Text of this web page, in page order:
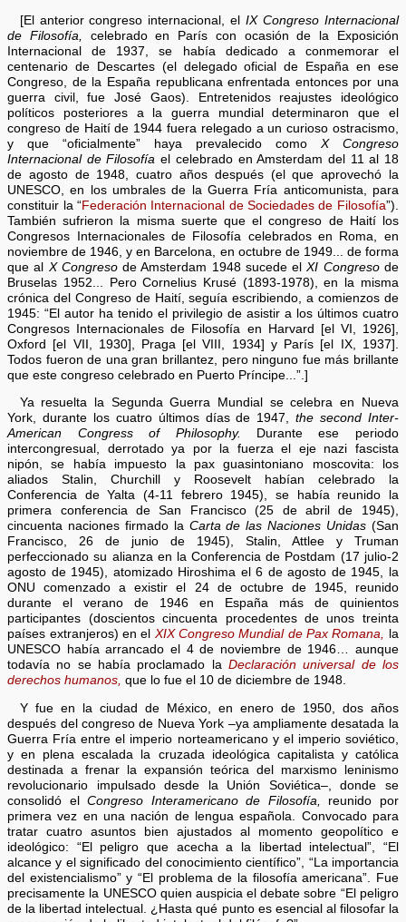
[El anterior congreso internacional, elIX Congreso Internacional
de Filosofía,
celebrado en París con ocasión de la Exposición
Internacional de 1937, se había dedicado a conmemorar el
centenario de Descartes (el delegado oficial de España en ese
Congreso, de la España republicana enfrentada entonces por una
guerra civil, fue José Gaos). Entretenidos reajustes ideológico
políticos posteriores a la guerra mundial determinaron que el
congreso de Haití de 1944 fuera relegado a un curioso ostracismo,
y que “oficialmente” haya prevalecido como X Congreso
Internacional de Filosofía el celebrado en Amsterdam del 11 al 18
de agosto de 1948, cuatro años después (el que aprovechó la
UNESCO, en los umbrales de la Guerra Fría anticomunista, para
constituir la “Federación Internacional de Sociedades de Filosofía”).
También sufrieron la misma suerte que el congreso de Haití los
Congresos Internacionales de Filosofía celebrados en Roma, en
noviembre de 1946, y en Barcelona, en octubre de 1949... de forma
que al X Congresode Amsterdam 1948 sucede elXI Congresode
Bruselas 1952... Pero Cornelius Krusé (1893-1978), en la misma
crónica del Congreso de Haití, seguía escribiendo, a comienzos de
1945: “El autor ha tenido el privilegio de asistir a los últimos cuatro
Congresos Internacionales de Filosofía en Harvard [el VI, 1926],
Oxford [el VII, 1930], Praga [el VIII, 1934] y París [el IX, 1937].
Todos fueron de una gran brillantez, pero ninguno fue más brillante
que este congreso celebrado en Puerto Príncipe...”.]
Ya resuelta la Segunda Guerra Mundial se celebra en Nueva
York, durante los cuatro últimos días de 1947,the second Inter-
American Congress of Philosophy. Durante ese periodo
intercongresual, derrotado ya por la fuerza el eje nazi fascista
nipón, se había impuesto la pax guasintoniano moscovita: los
aliados Stalin, Churchill y Roosevelt habían celebrado la
Conferencia de Yalta (4-11 febrero 1945), se había reunido la
primera conferencia de San Francisco (25 de abril de 1945),
cincuenta naciones firmado la Carta de las Naciones Unidas (San
Francisco, 26 de junio de 1945), Stalin, Attlee y Truman
perfeccionado su alianza en la Conferencia de Postdam (17 julio-2
agosto de 1945), atomizado Hiroshima el 6 de agosto de 1945, la
ONU comenzado a existir el 24 de octubre de 1945, reunido
durante el verano de 1946 en España más de quinientos
participantes (doscientos cincuenta procedentes de unos treinta
países extranjeros) en el XIX Congreso Mundial de Pax Romana, la
UNESCO había arrancado el 4 de noviembre de 1946… aunque
todavía no se había proclamado la Declaración universal de los
derechos humanos, que lo fue el 10 de diciembre de 1948.
Y fue en la ciudad de México, en enero de 1950, dos años
después del congreso de Nueva York –ya ampliamente desatada la
Guerra Fría entre el imperio norteamericano y el imperio soviético,
y en plena escalada la cruzada ideológica capitalista y católica
destinada a frenar la expansión teórica del marxismo leninismo
revolucionario impulsado desde la Unión Soviética–, donde se
consolidó elCongreso Interamericano de Filosofía,
reunido por
primera vez en una nación de lengua española. Convocado para
tratar cuatro asuntos bien ajustados al momento geopolítico e
ideológico: “El peligro que acecha a la libertad intelectual”, “El
alcance y el significado del conocimiento científico”, “La importancia
del existencialismo” y “El problema de la filosofía americana”. Fue
precisamente la UNESCO quien auspicia el debate sobre “El peligro
de la libertad intelectual. ¿Hasta qué punto es esencial al filosofar la